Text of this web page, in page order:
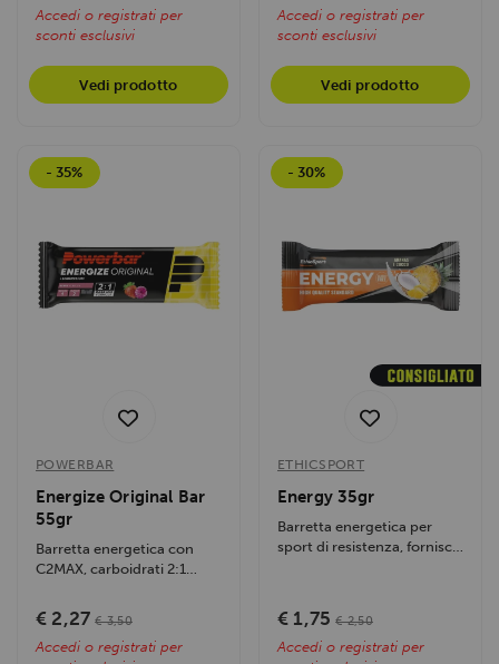
Accedi o registrati per
sconti esclusivi
Vedi prodotto
Accedi o registrati per
sconti esclusivi
Vedi prodotto
- 35%
POWERBAR
Energize Original Bar
55gr
Barretta energetica con
C2MAX, carboidrati 2:1
magnesio....
€ 2,27 € 3,50
Accedi o registrati per
- 30%
ETHICSPORT
Energy 35gr
Barretta energetica per
sport di resistenza, fornisce
€ 1,75 € 2,50
Accedi o registrati per